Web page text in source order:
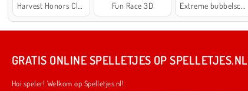
Fun Race 3D
GRATIS ONLINE SPELLETJES OP SPELLETJES.NL
Hoi speler! Welkom op Spelletjes.nl!